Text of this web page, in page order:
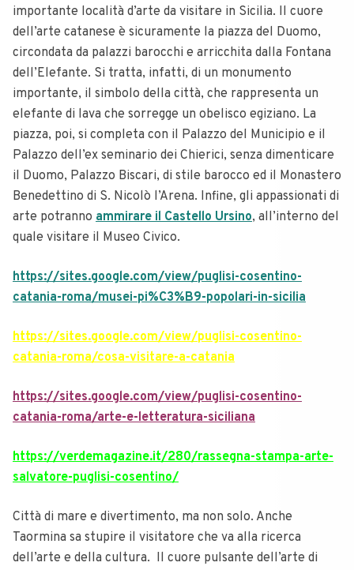
importante località d’arte da visitare in Sicilia. Il cuore
dell’arte catanese è sicuramente la piazza del Duomo,
circondata da palazzi barocchi e arricchita dalla Fontana
dell’Elefante. Si tratta, infatti, di un monumento
importante, il simbolo della città, che rappresenta un
elefante di lava che sorregge un obelisco egiziano. La
piazza, poi, si completa con il Palazzo del Municipio e il
Palazzo dell’ex seminario dei Chierici, senza dimenticare
il Duomo, Palazzo Biscari, di stile barocco ed il Monastero
Benedettino di S. Nicolò l’Arena. Infine, gli appassionati di
arte potranno ammirare il Castello Ursino, all’interno del
quale visitare il Museo Civico.
https://sites.google.com/view/puglisi-cosentino-
catania-roma/musei-pi%C3%B9-popolari-in-sicilia
https://sites.google.com/view/puglisi-cosentino-
catania-roma/cosa-visitare-a-catania
https://sites.google.com/view/puglisi-cosentino-
catania-roma/arte-e-letteratura-siciliana
https://verdemagazine.it/280/rassegna-stampa-arte-
salvatore-puglisi-cosentino/
Città di mare e divertimento, ma non solo. Anche
Taormina sa stupire il visitatore che va alla ricerca
dell’arte e della cultura. Il cuore pulsante dell’arte di